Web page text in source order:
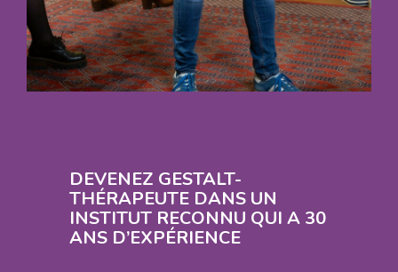
DEVENEZ GESTALT-
THÉRAPEUTE DANS UN
INSTITUT RECONNU QUI A 30
ANS D’EXPÉRIENCE